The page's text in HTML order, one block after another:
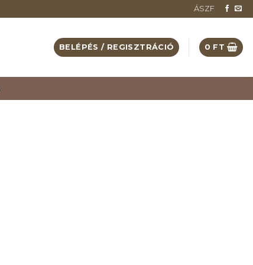
ÁSZF
BELÉPÉS / REGISZTRÁCIÓ 0 FT